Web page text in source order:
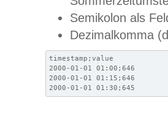
Semikolon als
Dezimalkomma
timestamp;value
2000-01-01 01:00;646
2000-01-01 01:15;646
2000-01-01 01:30;645